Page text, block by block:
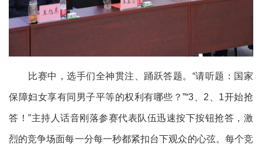
比赛中，选手们全神贯注、踊跃答题。“请听题：国家
保障妇女享有同男子平等的权利有哪些？”“3、2、1开始抢
答！”主持人话音刚落参赛代表队伍迅速按下按钮抢答，激
烈的竞争场面每一分每一秒都紧扣台下观众的心弦。每个竞